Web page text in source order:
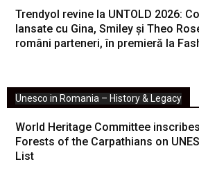
Trendyol revine la UNTOLD 2026:
lansate cu Gina, Smiley și Theo
români parteneri, în premieră la
Unesco in Romania – History & Legacy
World Heritage Committee
Forests of the Carpathians on
List